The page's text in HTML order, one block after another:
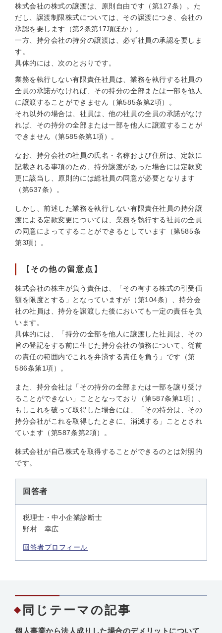
株式会社の株式の譲渡は、原則自由です（第127条）。た
だし、譲渡制限株式については、その譲渡につき、会社の
承認を要します（第2条第17項ほか）。
一方、持分会社の持分の譲渡は、必ず社員の承認を要しま
す。
具体的には、次のとおりです。
業務を執行しない有限責任社員は、業務を執行する社員の
全員の承諾がなければ、その持分の全部または一部を他人
に譲渡することができません（第585条第2項）。
それ以外の場合は、社員は、他の社員の全員の承諾がなけ
れば、その持分の全部または一部を他人に譲渡することが
できません（第585条第1項）。
なお、持分会社の社員の氏名・名称および住所は、定款に
記載される事項のため、持分譲渡があった場合には定款変
更に該当し、原則的には総社員の同意が必要となります
（第637条）。
しかし、前述した業務を執行しない有限責任社員の持分譲
渡による定款変更については、業務を執行する社員の全員
の同意によってすることができるとしています（第585条
第3項）。
【その他の留意点】
株式会社の株主が負う責任は、「その有する株式の引受価
額を限度とする」となっていますが（第104条）、持分会
社の社員は、持分を譲渡した後においても一定の責任を負
います。
具体的には、「持分の全部を他人に譲渡した社員は、その
旨の登記をする前に生じた持分会社の債務について、従前
の責任の範囲内でこれを弁済する責任を負う」です（第
586条第1項）。
また、持分会社は「その持分の全部または一部を譲り受け
ることができない」こととなっており（第587条第1項）、
もしこれを破って取得した場合には、「その持分は、その
持分会社がこれを取得したときに、消滅する」こととされ
ています（第587条第2項）。
株式会社が自己株式を取得することができるのとは対照的
です。
回答者
税理士・中小企業診断士
野村 幸広
回答者プロフィール
同じテーマの記事
個人事業から法人成りした場合のデメリットについて